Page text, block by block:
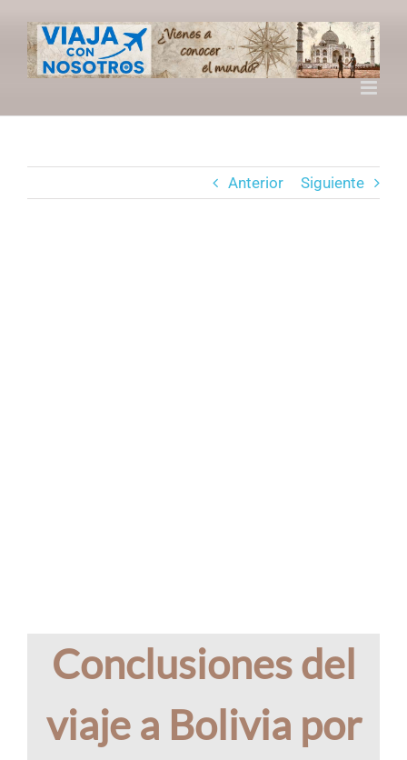
contenido
Anterior Siguiente
Conclusiones del
viaje a Bolivia por